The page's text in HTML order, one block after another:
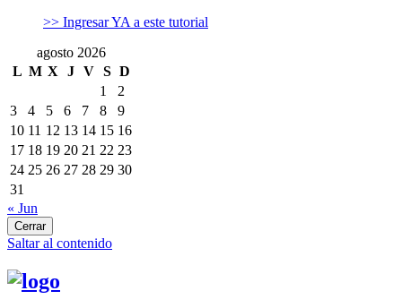
>> Ingresar YA a este tutorial
agosto 2026
L M X J V S D
1
2
3
4 5 6 7 8
9
10 11 12 13 14 15 16
17 18 19 20 21 22 23
24 25 26 27 28 29 30
31
« Jun
Cerrar
Saltar al contenido